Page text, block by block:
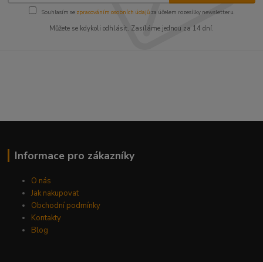
Souhlasím se zpracováním osobních údajůza účelem rozesílky newsletteru.
Můžete se kdykoli odhlásit. Zasíláme jednou za 14 dní.
Informace pro zákazníky
O nás
Jak nakupovat
Obchodní podmínky
Kontakty
Blog